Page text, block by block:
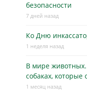
безопасности
7 дней назад
Ко Дню
1 неделя назад
В мире
собаках,
1 месяц назад